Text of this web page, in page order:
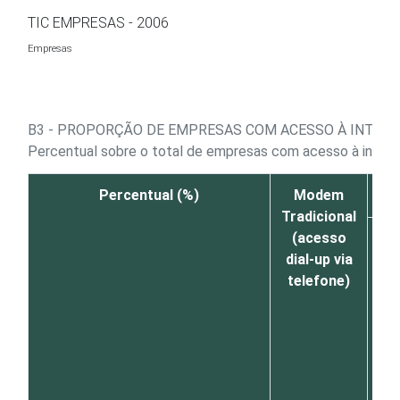
TIC EMPRESAS - 2006
Empresas
B3 - PROPORÇÃO DE EMPRESAS COM ACESSO À
Percentual sobre o total de empresas com acesso à
Percentual (%)
Modem
Tradicional
(acesso
dial-up via
telefone)